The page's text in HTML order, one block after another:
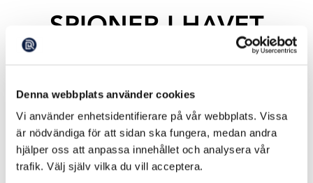
Denna webbplats använder cookies
Vi använder enhetsidentifierare på vår webbplats. Vissa
är nödvändiga för att sidan ska fungera, medan andra
hjälper oss att anpassa innehållet och analysera vår
trafik. Välj själv vilka du vill acceptera.
SPIONER I HAVET